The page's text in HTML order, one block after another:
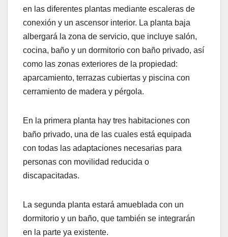
en las diferentes plantas mediante escaleras de
conexión y un ascensor interior. La planta baja
albergará la zona de servicio, que incluye salón,
cocina, baño y un dormitorio con baño privado, así
como las zonas exteriores de la propiedad:
aparcamiento, terrazas cubiertas y piscina con
cerramiento de madera y pérgola.
En la primera planta hay tres habitaciones con
baño privado, una de las cuales está equipada
con todas las adaptaciones necesarias para
personas con movilidad reducida o
discapacitadas.
La segunda planta estará amueblada con un
dormitorio y un baño, que también se integrarán
en la parte ya existente.